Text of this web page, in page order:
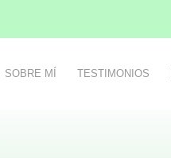
SOBRE MÍ TESTIMONIOS